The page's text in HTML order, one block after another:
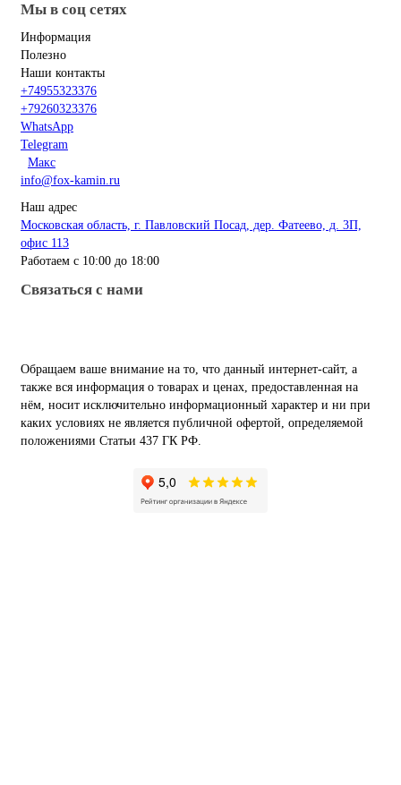
Мы в соц сетях
Информация
Полезно
Наши контакты
+74955323376
+79260323376
WhatsApp
Telegram
Макс
info@fox-kamin.ru
Наш адрес
Московская область, г. Павловский Посад, дер. Фатеево, д. 3П,
офис 113
Работаем с 10:00 до 18:00
Связаться с нами
Обращаем ваше внимание на то, что данный интернет-сайт, а
также вся информация о товарах и ценах, предоставленная на
нём, носит исключительно информационный характер и ни при
каких условиях не является публичной офертой, определяемой
положениями Статьи 437 ГК РФ.